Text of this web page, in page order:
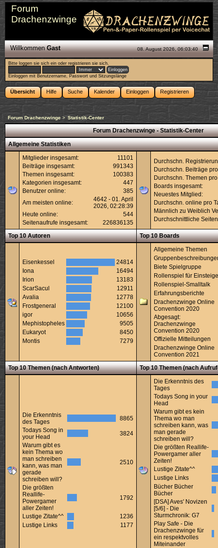
Forum
Drachenzwinge
08. August 2026, 06:03:40
WillkommenGast
Bitte loggen sie sich ein oderregistrieren sie sich.
Einloggen mit Benutzername, Passwort und Sitzungslänge
Übersicht Hilfe Suche Kalender Einloggen Registrieren
Forum Drachenzwinge > Statistik-Center
Forum Drachenzwinge - Statistik-Center
Allgemeine Statistiken
Mitglieder insgesamt:
11101
Beiträge insgesamt:
991343
Themen insgesamt:
100383
Kategorien insgesamt:
447
Benutzer online:
385
Am meisten online:
4642 - 01. April
2026, 02:28:39
Heute online:
544
Seitenaufrufe insgesamt:
226836135
Durchschn.
Durchschn. Beiträge
Durchschn. Themen
Boards insgesamt:
Neuestes Mitglied:
Durchschn. online pro
Männlich zu Weiblich
Durchschnittliche
Top 10 Autoren Top 10 Boards
Eisenkessel
24814
Iona
16494
Irion
13183
ScarSacul
12911
Avalia
12778
Frostgeneral
12100
igor
10656
Mephistopheles
9505
Eukaryot
8450
Montis
7279
Allgemeine Themen
Biete Spielgruppe
Rollenspiel für
Rollenspiel-Smalltalk
Erfahrungsberichte
Drachenzwinge Online
Convention 2020
Abgesagt:
Drachenzwinge
Convention 2020
Offizielle Mitteilungen
Drachenzwinge Online
Convention 2021
Top 10 Themen (nach Antworten)
Top 10 Themen (nach
Die Erkenntnis
des Tages
8865
Todays Song in
your Head
3824
Warum gibt es
kein Thema wo
man schreiben
kann, was man
gerade
schreiben will?
2510
Die größten
Reallife-
Powergamer
aller Zeiten!
1792
Lustige Zitate^^
1236
Lustige Links
1177
Die Erkenntnis des
Tages
Todays Song in your
Head
Warum gibt es kein
Thema wo man
schreiben kann, was
man gerade
schreiben will?
Die größten Reallife-
Powergamer aller
Zeiten!
Lustige Zitate^^
Lustige Links
Bücher Bücher
Bücher
[DSA] Aves' Novizen
[5/6] - Die
Sturmchronik: G7
Play Safe - Die
Drachenzwinge für
ein respektvolles
Miteinander